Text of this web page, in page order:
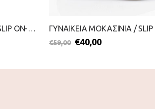
ΓΥΝΑΙΚΕΙΑ ΜΟΚΑΣΙΝΙΑ / SLIP ON-BLONDIE-2099-0142-ΜΑΥΡΟ
€59,00 €40,00